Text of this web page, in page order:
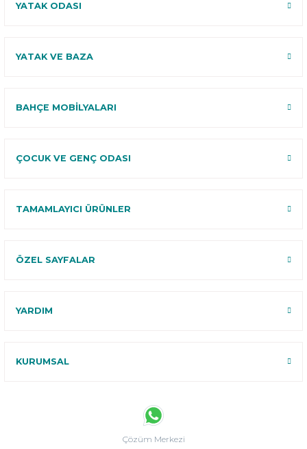
YATAK ODASI
YATAK VE BAZA
BAHÇE MOBİLYALARI
ÇOCUK VE GENÇ ODASI
TAMAMLAYICI ÜRÜNLER
ÖZEL SAYFALAR
YARDIM
KURUMSAL
Çözüm Merkezi